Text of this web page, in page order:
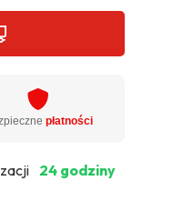
płatności
24 godziny